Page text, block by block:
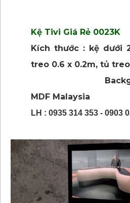
Kệ Tivi Giá Rẻ 0023K
Kích thước : kệ dưới
treo 0.6 x 0.2m, tủ treo
Background
MDF Malaysia
LH : 0935 314 353 - 0903